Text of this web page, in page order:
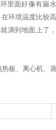
里面好像有漏
环境温度比较
滴到地面上了
板、离心机、